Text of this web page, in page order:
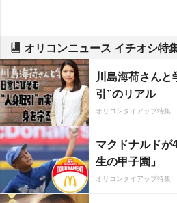
オリコンニュース イチオシ特
川島海荷さんと
引”のリアル
オリコンタイアップ特集
マクドナルド
生の甲子園」
オリコンタイアップ特集